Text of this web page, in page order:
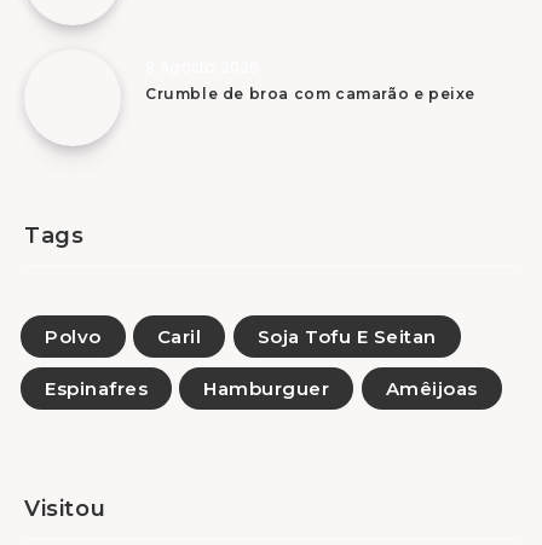
Crumble de broa com camarão e peixe
Tags
Polvo Caril Soja Tofu E Seitan
Espinafres Hamburguer Amêijoas
Visitou